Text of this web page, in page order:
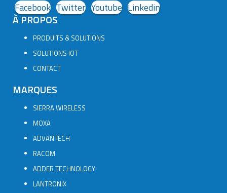
Facebook Twitter Youtube Linkedin
À PROPOS
PRODUITS & SOLUTIONS
SOLUTIONS IOT
CONTACT
MARQUES
SIERRA WIRELESS
MOXA
ADVANTECH
RACOM
ADDER TECHNOLOGY
LANTRONIX